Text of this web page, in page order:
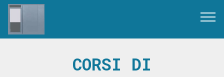
CORSI DI